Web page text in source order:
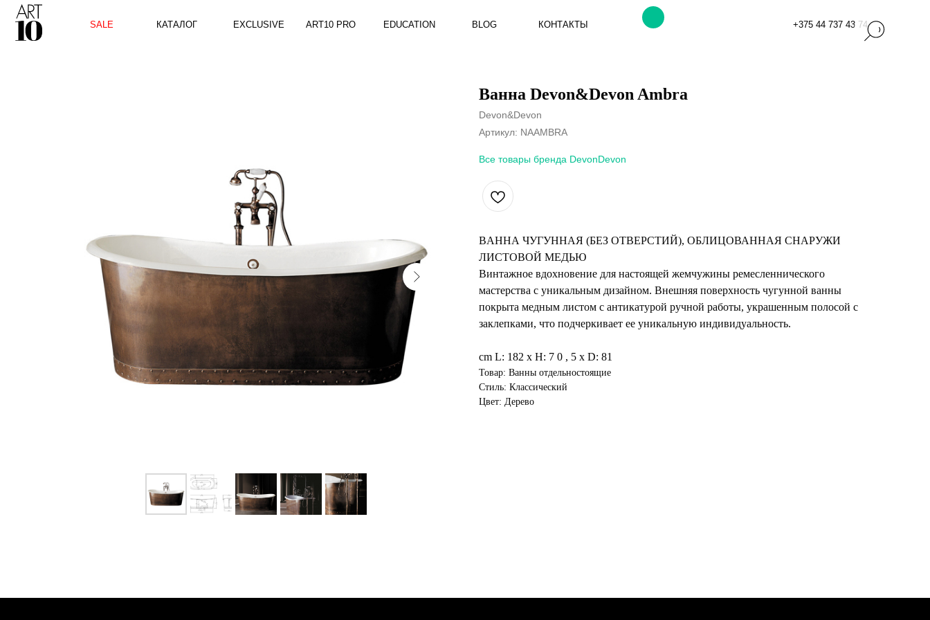
SALE EXCLUSIVE ART10 PRO EDUCATION
КАТАЛОГ BLOG КОНТАКТЫ
Ванна Devon&Devon Ambra
Devon&Devon
Артикул: NAAMBRA
Все товары бренда DevonDevon
BАННА ЧУГУННАЯ (БЕЗ ОТВЕРСТИЙ), ОБЛИЦОВАННАЯ СНАРУЖИ
ЛИСТОВОЙ МЕДЬЮ
Винтажное вдохновение для настоящей жемчужины ремесленнического
мастерства с уникальным дизайном. Внешняя поверхность чугунной ванны
покрыта медным листом с антикатурой ручной работы, украшенным полосой с
заклепками, что подчеркивает ее уникальную индивидуальность.
cm L: 182 x H: 7 0 , 5 x D: 81
Товар: Ванны отдельностоящие
Стиль: Классический
Цвет: Дерево